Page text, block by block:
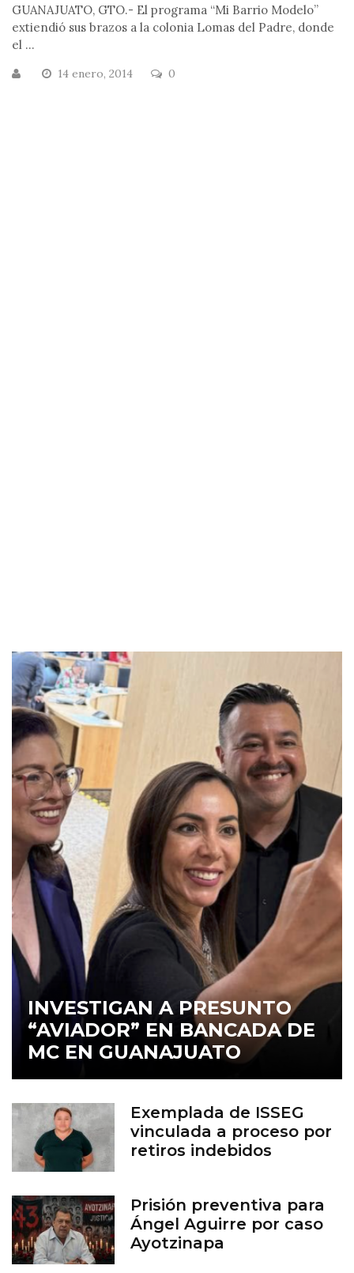
GUANAJUATO, GTO.- El programa “Mi Barrio Modelo”
extiendió sus brazos a la colonia Lomas del Padre, donde
el ...
14 enero, 2014 0
INVESTIGAN A PRESUNTO
“AVIADOR” EN BANCADA DE
MC EN GUANAJUATO
Exemplada de ISSEG
vinculada a proceso por
retiros indebidos
Prisión preventiva para
Ángel Aguirre por caso
Ayotzinapa